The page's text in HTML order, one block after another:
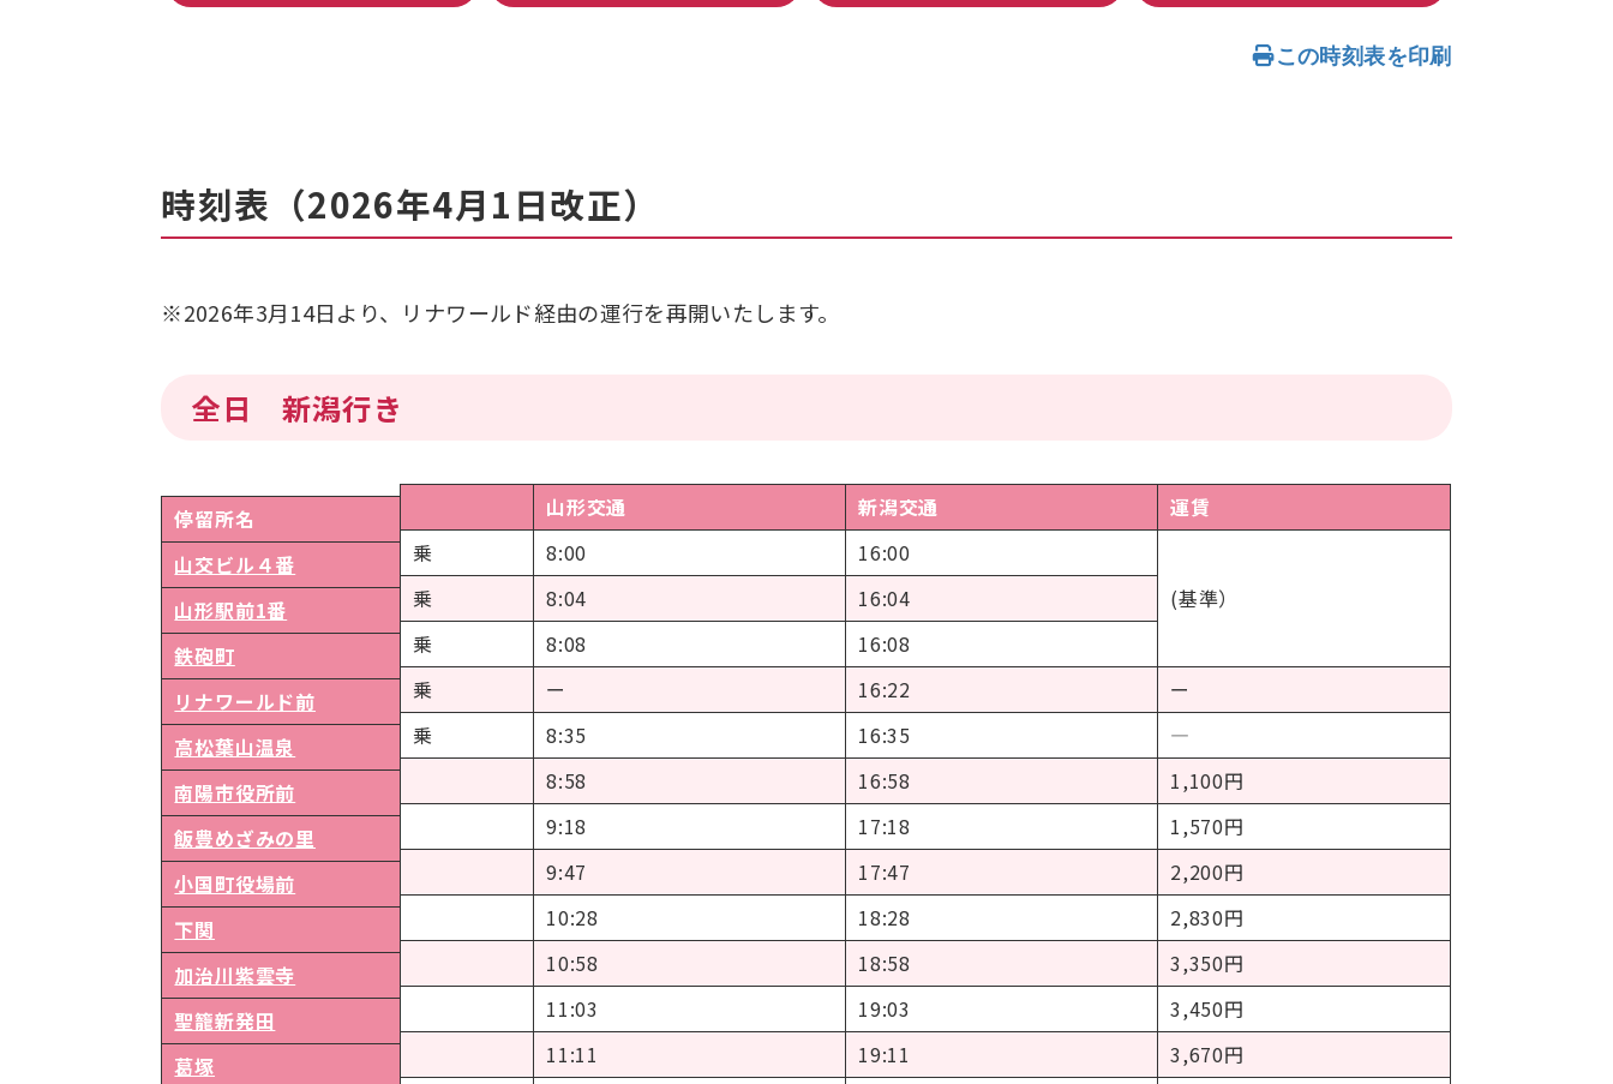
この時刻表を印刷
時刻表（2026年4月1日改正）
※2026年3月14日より、リナワールド経由の運行を再開いたします。
全日 新潟行き
停留所名
山交ビル４番
山形駅前1番
鉄砲町
リナワールド前
高松葉山温泉
南陽市役所前
飯豊めざみの里
小国町役場前
下関
加治川紫雲寺
聖籠新発田
葛塚
山形交通 新潟交通
運賃
乗
8:00
16:00
(基準）
乗 8:04
16:04
乗
8:08
16:08
乗
ー 16:22
ー
乗
8:35 16:35
―
8:58
16:58
1,100円
9:18
17:18
1,570円
9:47
17:47
2,200円
10:28
18:28
2,830円
10:58
18:58
3,350円
11:03
19:03
3,450円
11:11
19:11
3,670円